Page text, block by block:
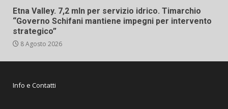
Etna Valley. 7,2 mln per servizio idrico. Timarchio
“Governo Schifani mantiene impegni per intervento
strategico”
8 Agosto 2026
Info e Contatti